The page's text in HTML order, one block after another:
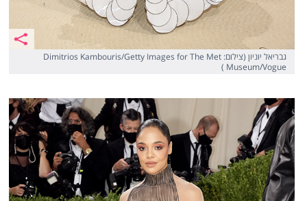
גבריאל יוניון (צילום: Dimitrios Kambouris/Getty Images for The Met
Museum/Vogue )